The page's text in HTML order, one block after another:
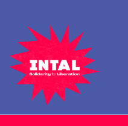
springen
Intal
Globalize Solidarity!